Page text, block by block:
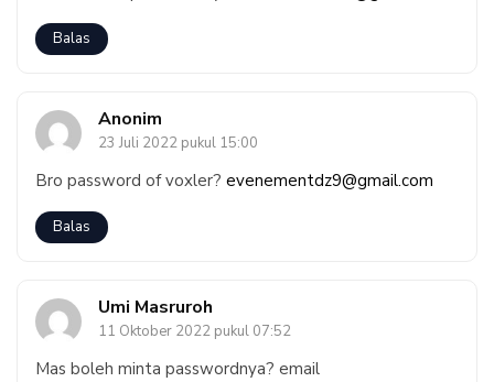
Balas
Anonim
23 Juli 2022 pukul 15:00
Bro password of voxler? evenementdz9@gmail.com
Balas
Umi Masruroh
11 Oktober 2022 pukul 07:52
Mas boleh minta passwordnya? email